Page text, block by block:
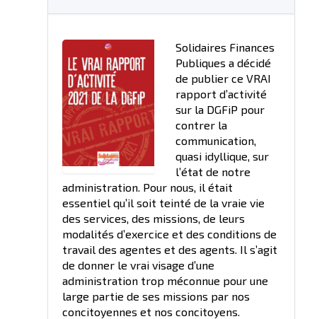
Solidaires Finances
Publiques a décidé
de publier ce VRAI
rapport d’activité
sur la DGFiP pour
contrer la
communication,
quasi idyllique, sur
l’état de notre
administration. Pour nous, il était
essentiel qu’il soit teinté de la vraie vie
des services, des missions, de leurs
modalités d’exercice et des conditions de
travail des agentes et des agents. Il s’agit
de donner le vrai visage d’une
administration trop méconnue pour une
large partie de ses missions par nos
concitoyennes et nos concitoyens.